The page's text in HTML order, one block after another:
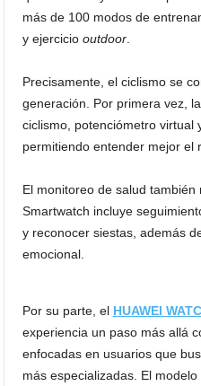
más de 100 modos de
y ejercicio outdoor.
Precisamente, el ciclismo se
generación. Por primera vez,
ciclismo, potenciómetro virtual
permitiendo entender mejor el
El monitoreo de salud
Smartwatch incluye
y reconocer siestas, además
emocional.
Por su parte, el HUAWEI
experiencia un paso más allá
enfocadas en usuarios que
más especializadas. El